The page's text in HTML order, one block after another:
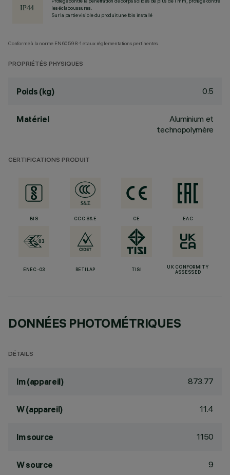
les éclaboussures.
Sur la partie visible du produit une fois installé
Conforme à la norme EN60598-1 et aux réglementations pertinentes.
PROPRIÉTÉS PHYSIQUES
Poids (kg) 0.5
Matériel
Aluminium et
technopolymère
CERTIFICATIONS PRODUIT
BIS CCC S&E CE EAC
ENEC-03 RETILAP TISI
UK CONFORMITY
ASSESSED
DONNÉES PHOTOMÉTRIQUES
DÉTAILS
lm (appareil) 873.77
W (appareil) 11.4
lm source 1150
W source 9